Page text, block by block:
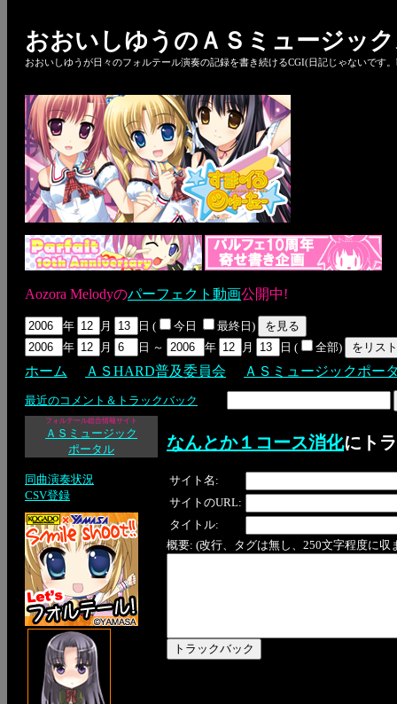
おおいしゆうのＡＳミュージッ
おおいしゆうが日々のフォルテール演奏の記録を書き続けるCGI(日記じゃないです
Aozora Melodyのパーフェクト動画公開中!
年 月 日 ( 今日
最終日)
年
月 日 ～ 年 月 日 ( 全部)
ホーム ＡＳHARD普及委員会 ＡＳミュージックポー
最近のコメント＆トラックバック
フォルテール総合情報サイト
ＡＳミュージック
ポータル
同曲演奏状況
CSV登録
なんとか１コース消化にト
サイト名:
サイトのURL:
タイトル:
概要: (改行、タグは無し、250文字程度に収